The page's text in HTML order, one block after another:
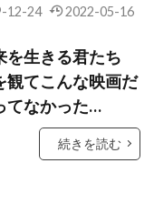
・ディドンナ
12-24
2022-05-16
を生きる君たち
観てこんな映画だ
てなかった…
続きを読む